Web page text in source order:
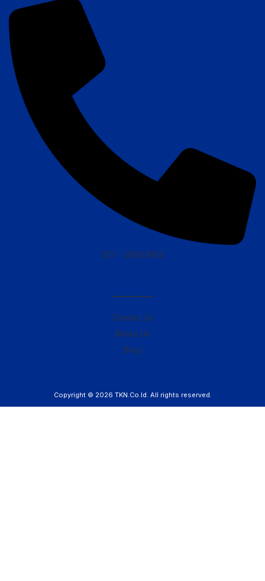
021 – 2956 6163
————–
Contact Us
About Us
Blog
Copyright © 2026 TKN.Co.Id. All rights reserved.